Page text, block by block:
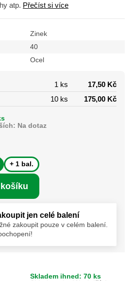
atp. Přečíst si více
Zinek
40
Ocel
1 ks
17,50 Kč
10 ks 175,00 Kč
Na dotaz
+ 1 bal.
jen celé balení
zakoupit pouze v celém balení.
Skladem ihned: 70 ks